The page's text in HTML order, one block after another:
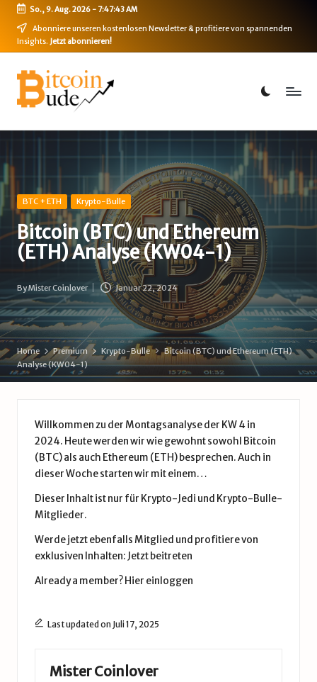
Skip
So., 9. Aug. 2026- 7:47:43 AM
Abonniere unseren kostenlosen Newsletter & profitiere von spannenden
Insights. Jetzt abonnieren!
B
i
t
o
i
n
-
B
u
d
e
Bitcoin,
Ethereum,
DeFi
Posted
in
BTC + ETH Krypto-Bulle
Bitcoin (BTC) und Ethereum
(ETH) Analyse (KW04-1)
Posted
by
ByMister Coinlover Januar 22, 2024
Home Premium Krypto-Bulle
Bitcoin (BTC) und Ethereum (ETH)
Analyse (KW04-1)
Willkommen zu der Montagsanalyse der KW 4 in
2024. Heute werden wir wie gewohnt sowohl Bitcoin
(BTC) als auch Ethereum (ETH) besprechen. Auch in
dieser Woche starten wir mit einem…
Dieser Inhalt ist nur für Krypto-Jedi und Krypto-Bulle-
Mitglieder.
Werde jetzt ebenfalls Mitglied und profitiere von
exklusiven Inhalten: Jetzt beitreten
Already a member? Hier einloggen
Last updated on Juli 17, 2025
Mister Coinlover